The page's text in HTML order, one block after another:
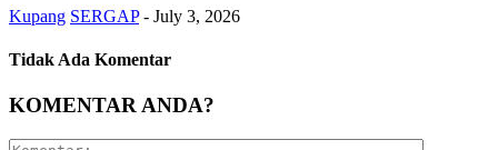
Kupang SERGAP - July 3, 2026
Tidak Ada Komentar
KOMENTAR ANDA?